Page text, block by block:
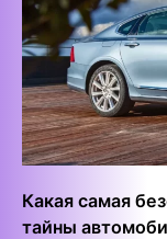
Какая самая
тайны